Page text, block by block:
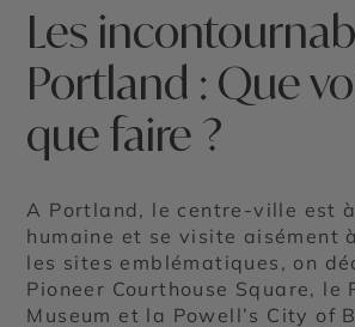
Les
Portland : Que
que faire ?
A Portland, le centre-ville est
humaine et se visite aisément
les sites emblématiques, on
Pioneer Courthouse Square, le
Museum et la Powell’s City of